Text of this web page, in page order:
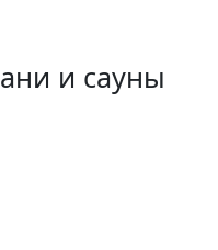
и сауны